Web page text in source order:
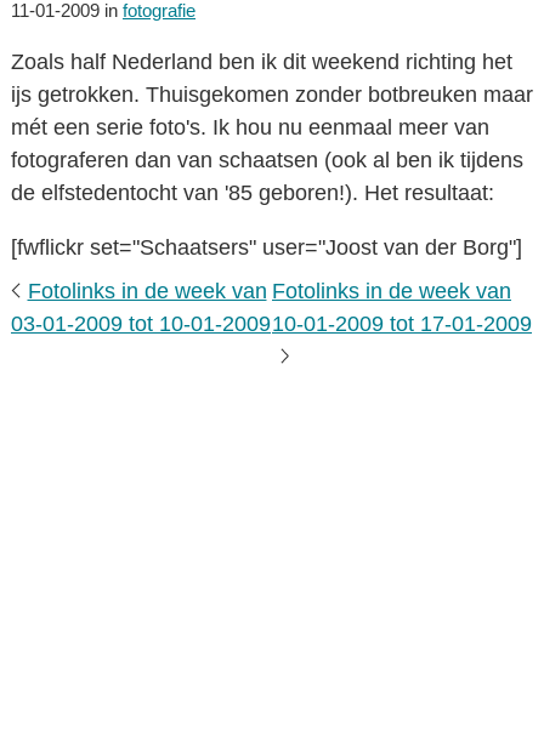
11-01-2009 in fotografie
Zoals half Nederland ben ik dit weekend richting het
ijs getrokken. Thuisgekomen zonder botbreuken maar
mét een serie foto's. Ik hou nu eenmaal meer van
fotograferen dan van schaatsen (ook al ben ik tijdens
de elfstedentocht van '85 geboren!). Het resultaat:
[fwflickr set="Schaatsers" user="Joost van der Borg"]
Fotolinks in de week van
03-01-2009 tot 10-01-2009
Fotolinks in de week van
10-01-2009 tot 17-01-2009